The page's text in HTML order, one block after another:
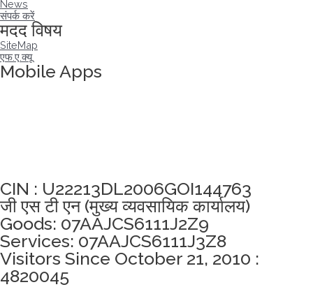
News
संपर्क करें
मदद विषय
SiteMap
एफ.ए.क्यू
Mobile Apps
CIN : U22213DL2006GOI144763
जी एस टी एन (मुख्य व्यवसायिक कार्यालय)
Goods: 07AAJCS6111J2Z9
Services: 07AAJCS6111J3Z8
Visitors Since October 21, 2010 :
4820045